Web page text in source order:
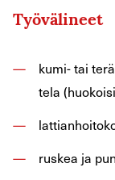
Työvälineet
kumi- tai
tela
ruskea ja